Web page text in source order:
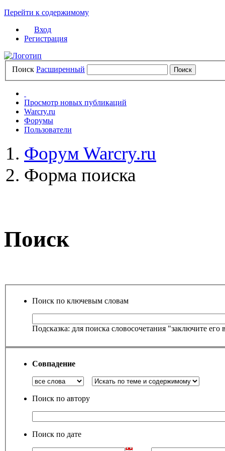
Перейти к содержимому
Вход
Регистрация
Поиск Расширенный
Просмотр новых публикаций
Warcry.ru
Форумы
Пользователи
Форум Warcry.ru
Форма поиска
Поиск
Поиск по ключевым словам
Подсказка: для поиска словосочетания "заключите его
Совпадение
Поиск по автору
Поиск по дате